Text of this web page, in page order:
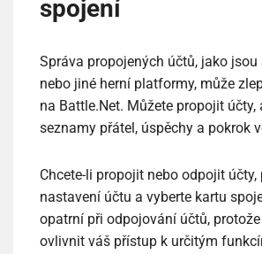
spojení
Správa propojených účtů, jako
nebo jiné herní platformy, může
na Battle.Net. Můžete propojit účty,
seznamy přátel, úspěchy a pokrok
Chcete-li propojit nebo odpojit účty,
nastavení účtu a vyberte kartu
opatrní při odpojování účtů,
ovlivnit váš přístup k určitým